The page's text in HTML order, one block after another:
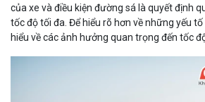
của xe và điều kiện đường sá là quyết định
tốc độ tối đa. Để hiểu rõ hơn về những yếu
hiểu về các ảnh hưởng quan trọng đến tốc